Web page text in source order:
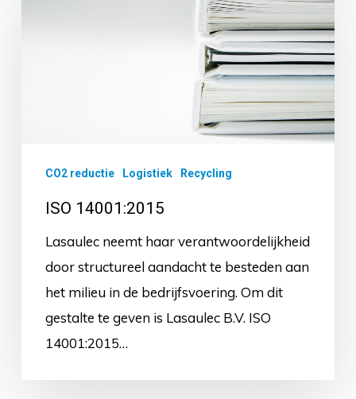
CO2 reductie Logistiek Recycling
ISO 14001:2015
Lasaulec neemt haar verantwoordelijkheid
door structureel aandacht te besteden aan
het milieu in de bedrijfsvoering. Om dit
gestalte te geven is Lasaulec B.V. ISO
14001:2015…